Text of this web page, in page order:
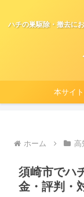
ハチの巣駆除・撤去に
本サイ
ホーム 高
須崎市でハ
金・評判・